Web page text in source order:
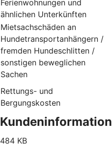
Ferienwohnungen und
ähnlichen Unterkünften
Mietsachschäden an
Hundetransportanhängern /
fremden Hundeschlitten /
sonstigen beweglichen
Sachen
Rettungs- und
Bergungskosten
Kundeninformation
484 KB